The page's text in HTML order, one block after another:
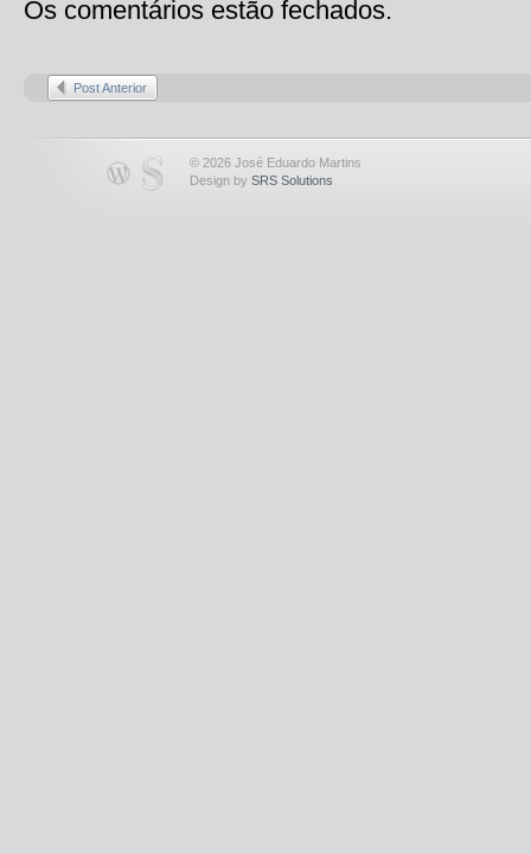
Os comentários estão fechados.
Post Anterior
© 2026 José Eduardo Martins
Design by SRS Solutions